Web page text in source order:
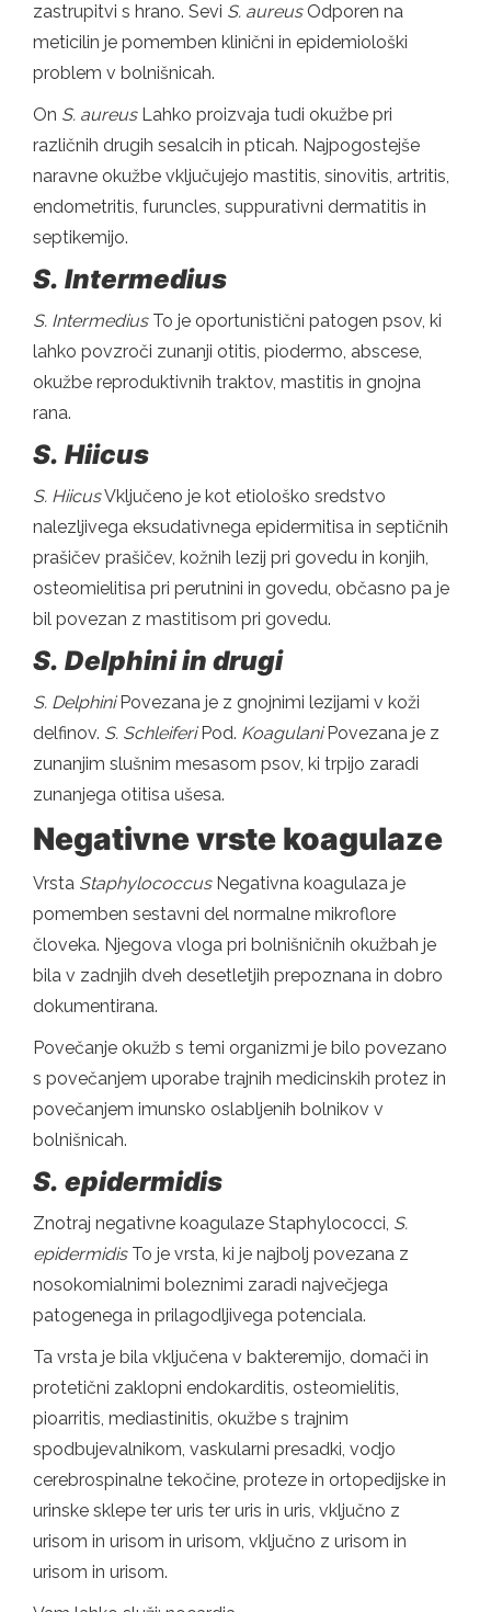
zastrupitvi s hrano. Sevi S. aureusOdporen na
meticilin je pomemben klinični in epidemiološki
problem v bolnišnicah.
On S. aureusLahko proizvaja tudi okužbe pri
različnih drugih sesalcih in pticah. Najpogostejše
naravne okužbe vključujejo mastitis, sinovitis, artritis,
endometritis, furuncles, suppurativni dermatitis in
septikemijo.
S. Intermedius
S. IntermediusTo je oportunistični patogen psov, ki
lahko povzroči zunanji otitis, piodermo, abscese,
okužbe reproduktivnih traktov, mastitis in gnojna
rana.
S. Hiicus
S. HiicusVključeno je kot etiološko sredstvo
nalezljivega eksudativnega epidermitisa in septičnih
prašičev prašičev, kožnih lezij pri govedu in konjih,
osteomielitisa pri perutnini in govedu, občasno pa je
bil povezan z mastitisom pri govedu.
S. Delphini in drugi
S. DelphiniPovezana je z gnojnimi lezijami v koži
delfinov. S. SchleiferiPod. KoagulaniPovezana je z
zunanjim slušnim mesasom psov, ki trpijo zaradi
zunanjega otitisa ušesa.
Negativne vrste koagulaze
Vrsta Staphylococcus Negativna koagulaza je
pomemben sestavni del normalne mikroflore
človeka. Njegova vloga pri bolnišničnih okužbah je
bila v zadnjih dveh desetletjih prepoznana in dobro
dokumentirana.
Povečanje okužb s temi organizmi je bilo povezano
s povečanjem uporabe trajnih medicinskih protez in
povečanjem imunsko oslabljenih bolnikov v
bolnišnicah.
S. epidermidis
Znotraj negativne koagulaze Staphylococci, S.
epidermidisTo je vrsta, ki je najbolj povezana z
nosokomialnimi boleznimi zaradi največjega
patogenega in prilagodljivega potenciala.
Ta vrsta je bila vključena v bakteremijo, domači in
protetični zaklopni endokarditis, osteomielitis,
pioarritis, mediastinitis, okužbe s trajnim
spodbujevalnikom, vaskularni presadki, vodjo
cerebrospinalne tekočine, proteze in ortopedijske in
urinske sklepe ter uris ter uris in uris, vključno z
urisom in urisom in urisom, vključno z urisom in
urisom in urisom.